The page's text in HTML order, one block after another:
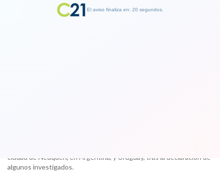
ciudad de Neuquén, en Argentina, y Uruguay, tras la declaración de
algunos investigados.
El aviso finaliza en: 19 segundos.